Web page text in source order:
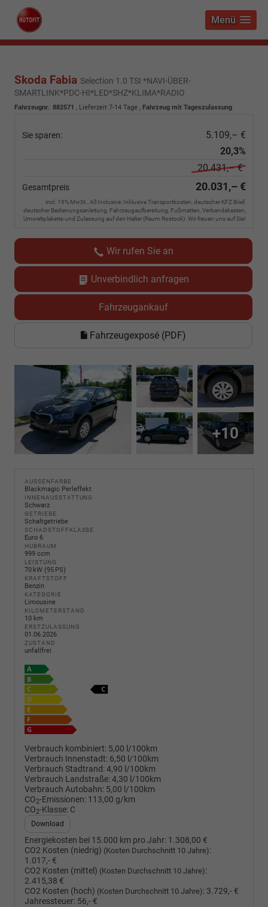
Menü
Skoda Fabia Selection 1.0 TSI *NAVI-ÜBER-
SMARTLINK*PDC-HI*LED*SHZ*KLIMA*RADIO
Fahrzeugnr.: 882571 , Lieferzeit 7-14 Tage , Fahrzeug mit Tageszulassung
Sie sparen:
5.109,– €
20,3%
20.431,– €
Gesamtpreis 20.031,– €
incl. 19% MwSt., All Inclusive: Inklusive Transportkosten, deutscher KFZ Brief,
deutscher Bedienungsanleitung, Fahrzeugaufbereitung, Fußmatten, Verbandskasten,
Umweltplakette und Zulassung auf den Halter (Raum Rostock). Wir freuen uns auf Sie!
Wir rufen Sie an
Unverbindlich anfragen
Fahrzeugankauf
Fahrzeugexposé (PDF)
+10
AUSSENFARBE
Blackmagic Perleffekt
INNENAUSSTATTUNG
Schwarz
GETRIEBE
Schaltgetriebe
SCHADSTOFFKLASSE
Euro 6
HUBRAUM
999 ccm
LEISTUNG
70 kW (95 PS)
KRAFTSTOFF
Benzin
KATEGORIE
Limousine
KILOMETERSTAND
10 km
ERSTZULASSUNG
01.06.2026
ZUSTAND
unfallfrei
Verbrauch kombiniert: 5,00 l/100km
Verbrauch Innenstadt: 6,50 l/100km
Verbrauch Stadtrand:4,90 l/100km
Verbrauch Landstraße:4,30 l/100km
Verbrauch Autobahn: 5,00 l/100km
CO2-Emissionen: 113,00 g/km
CO2-Klasse: C
Download
Energiekosten bei 15.000 km pro Jahr: 1.308,00 €
CO2 Kosten (niedrig) (Kosten Durchschnitt 10 Jahre):
1.017,- €
CO2 Kosten (mittel) (Kosten Durchschnitt 10 Jahre):
2.415,38 €
CO2 Kosten (hoch) (Kosten Durchschnitt 10 Jahre): 3.729,- €
Jahressteuer: 56,- €